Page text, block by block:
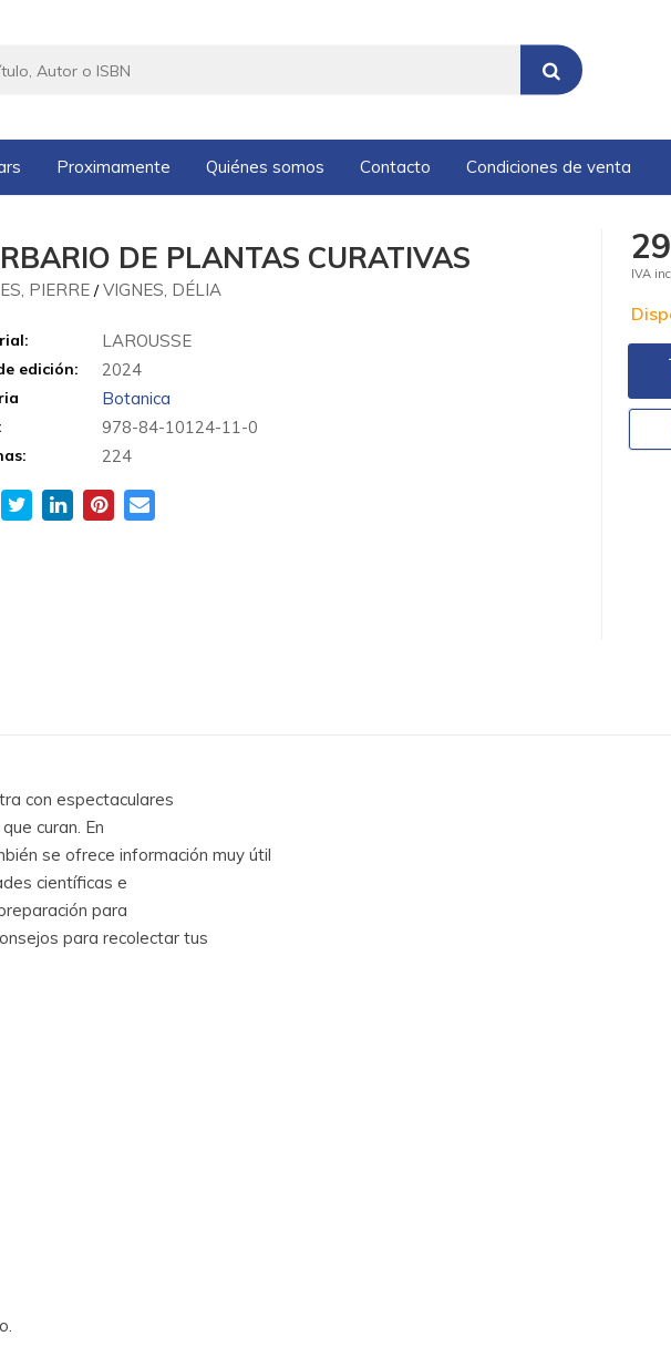
Proximamente Quiénes somos Contacto Condiciones de venta
DE PLANTAS CURATIVAS
PIERRE/VIGNES, DÉLIA
LAROUSSE
edición: 2024
Botanica
978-84-10124-11-0
224
IVA
con espectaculares
curan. En
se ofrece información muy útil
científicas e
para
para recolectar tus